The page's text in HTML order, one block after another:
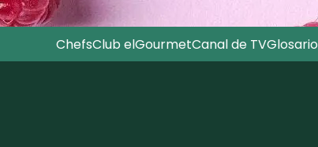
ChefsClub elGourmetCanal de TVGlosario